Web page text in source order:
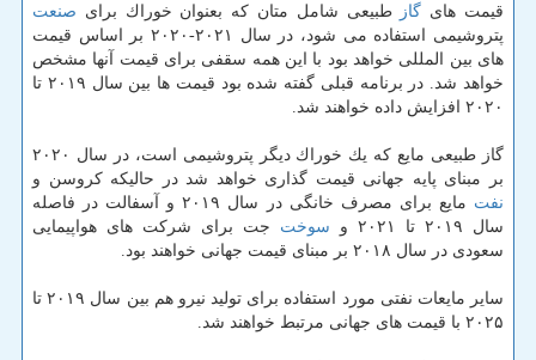
قیمت های گاز طبیعی شامل متان كه بعنوان خوراك برای صنعت
پتروشیمی استفاده می شود، در سال ۲۰۲۱-۲۰۲۰ بر اساس قیمت
های بین المللی خواهد بود با این همه سقفی برای قیمت آنها مشخص
خواهد شد. در برنامه قبلی گفته شده بود قیمت ها بین سال ۲۰۱۹ تا
۲۰۲۰ افزایش داده خواهند شد.
گاز طبیعی مایع كه یك خوراك دیگر پتروشیمی است، در سال ۲۰۲۰
بر مبنای پایه جهانی قیمت گذاری خواهد شد در حالیكه كروسن و
نفت
مایع برای مصرف خانگی در سال ۲۰۱۹ و آسفالت در فاصله
سال ۲۰۱۹ تا ۲۰۲۱ و
سوخت جت برای شركت های هواپیمایی
سعودی در سال ۲۰۱۸ بر مبنای قیمت جهانی خواهند بود.
سایر مایعات نفتی مورد استفاده برای تولید نیرو هم بین سال ۲۰۱۹ تا
۲۰۲۵ با قیمت های جهانی مرتبط خواهند شد.